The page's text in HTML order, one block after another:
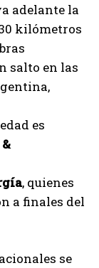
adelante la
kilómetros
salto en las
es
, quienes
a finales del
se